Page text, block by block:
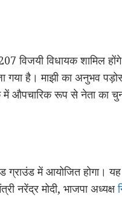
विजयी विधायक शामिल
है। माझी का अनुभव
में औपचारिक रूप से नेता का
ग्राउंड में आयोजित होगा।
नरेंद्र मोदी, भाजपा अध्यक्ष